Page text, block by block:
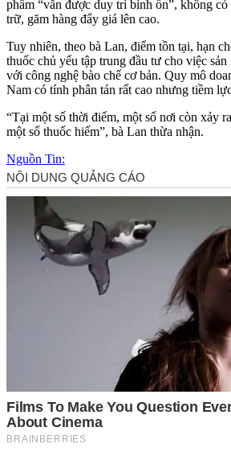
phẩm “vẫn được duy trì bình ổn”, không
trữ, găm hàng đẩy giá lên cao.
Tuy nhiên, theo bà Lan, điểm tồn tại, hạn
thuốc chủ yếu tập trung đầu tư cho việc
với công nghệ bào chế cơ bản. Quy mô
Nam có tính phân tán rất cao nhưng tiềm
“Tại một số thời điểm, một số nơi còn xảy
một số thuốc hiếm”, bà Lan thừa nhận.
Nguồn Tin: